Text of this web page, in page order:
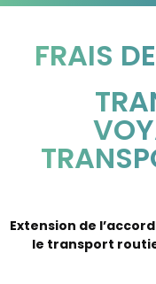
FRAIS
Extension de
le transport